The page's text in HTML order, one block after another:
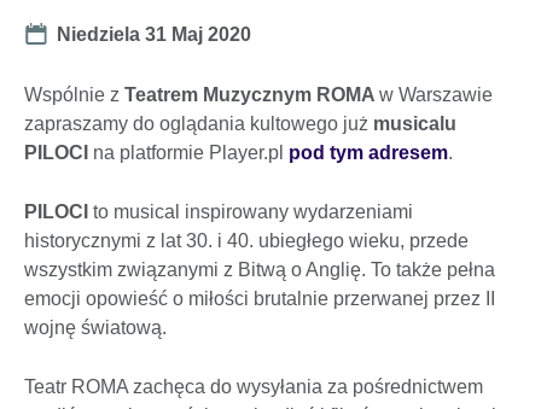
Date
Niedziela 31 Maj 2020
Wspólnie z Teatrem Muzycznym ROMA w Warszawie
zapraszamy do oglądania kultowego już musicalu
PILOCI na platformie Player.pl pod tym adresem.
PILOCI to musical inspirowany wydarzeniami
historycznymi z lat 30. i 40. ubiegłego wieku, przede
wszystkim związanymi z Bitwą o Anglię. To także pełna
emocji opowieść o miłości brutalnie przerwanej przez II
wojnę światową.
Teatr ROMA zachęca do wysyłania za pośrednictwem